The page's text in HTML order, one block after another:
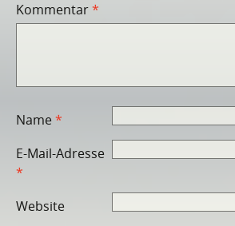
Kommentar*
Name*
E-Mail-Adresse
*
Website